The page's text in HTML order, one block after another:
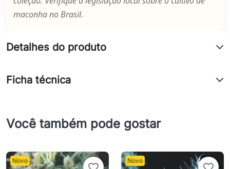
maconha no Brasil.
Detalhes do produto
Ficha técnica
Você também pode gostar
Novo Novo